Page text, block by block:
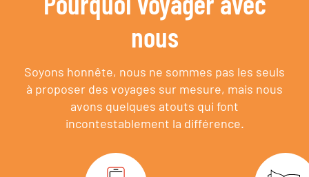
nous
Soyons honnête, nous ne sommes pas les seuls
à proposer des voyages sur mesure, mais nous
avons quelques atouts qui font
incontestablement la différence.